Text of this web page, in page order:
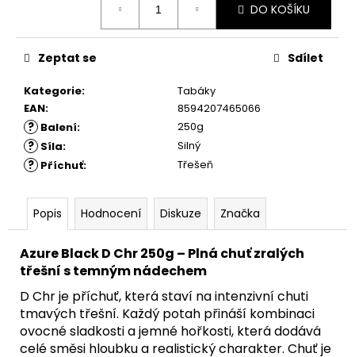
DO KOŠÍKU
Kategorie:
Tabáky
EAN: 8594207465066
? Balení: 250g
? Síla: Silný
? Příchuť: Třešeň
Zeptat se Sdílet
Popis Hodnocení Diskuze Značka
Azure Black D Chr 250g – Plná chuť zralých
třešní s temným nádechem
D Chr je příchuť, která staví na intenzivní chuti
tmavých třešní. Každý potah přináší kombinaci
ovocné sladkosti a jemné hořkosti, která dodává
celé směsi hloubku a realistický charakter. Chuť je